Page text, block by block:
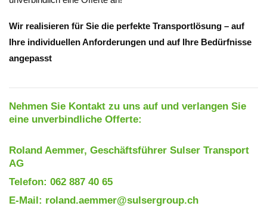
Wir realisieren für Sie die perfekte Transportlösung – auf
Ihre individuellen Anforderungen und auf Ihre Bedürfnisse
angepasst
Nehmen Sie Kontakt zu uns auf und verlangen Sie
eine unverbindliche Offerte:
Roland Aemmer, Geschäftsführer Sulser Transport
AG
Telefon: 062 887 40 65
E-Mail: roland.aemmer@sulsergroup.ch